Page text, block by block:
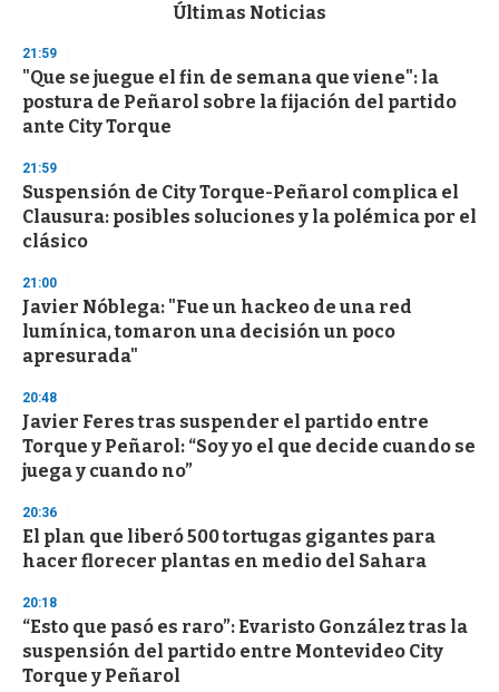
d
s
o
f
3
s
e
c
o
n
Últimas Noticias
21:59
"Que se juegue el fin de semana que viene": la
postura de Peñarol sobre la fijación del partido
ante City Torque
21:59
Suspensión de City Torque-Peñarol complica el
Clausura: posibles soluciones y la polémica por el
clásico
21:00
Javier Nóblega: "Fue un hackeo de una red
lumínica, tomaron una decisión un poco
apresurada"
20:48
Javier Feres tras suspender el partido entre
Torque y Peñarol: “Soy yo el que decide cuando se
juega y cuando no”
20:36
El plan que liberó 500 tortugas gigantes para
hacer florecer plantas en medio del Sahara
20:18
“Esto que pasó es raro”: Evaristo González tras la
suspensión del partido entre Montevideo City
Torque y Peñarol